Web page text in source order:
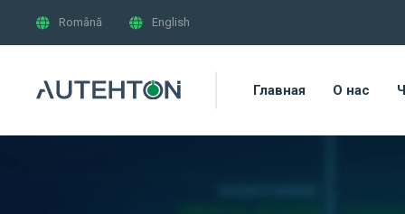
Română English
Главная О нас